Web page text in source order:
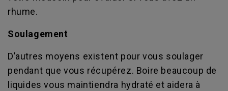
rhume.
Soulagement
D’autres moyens existent pour vous soulager
pendant que vous récupérez. Boire beaucoup de
liquides vous maintiendra hydraté et aidera à